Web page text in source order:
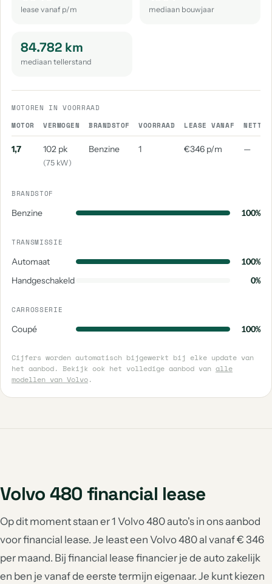
lease vanaf p/m mediaan bouwjaar
84.782 km
mediaan tellerstand
MOTOREN IN VOORRAAD
MOTOR
VERMOGEN BRANDSTOF VOORRAAD LEASE VANAF NETTO
1,7 102 pk
(75 kW)
Benzine 1 €346 p/m —
BRANDSTOF
Benzine 100%
TRANSMISSIE
Automaat
100%
Handgeschakeld
0%
CARROSSERIE
Coupé 100%
Cijfers worden automatisch bijgewerkt bij elke update van
het aanbod. Bekijk ook het volledige aanbod van alle
modellen van Volvo.
Volvo 480 financial lease
Op dit moment staan er 1 Volvo 480 auto's in ons aanbod
voor financial lease. Je least een Volvo 480 al vanaf € 346
per maand. Bij financial lease financier je de auto zakelijk
en ben je vanaf de eerste termijn eigenaar. Je kunt kiezen